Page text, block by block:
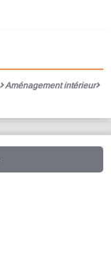
Aménagement intérieur